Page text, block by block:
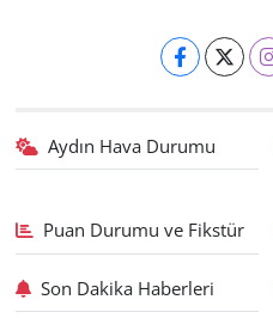
Aydın Hava Durumu
Puan Durumu ve Fikstür
Son Dakika Haberleri